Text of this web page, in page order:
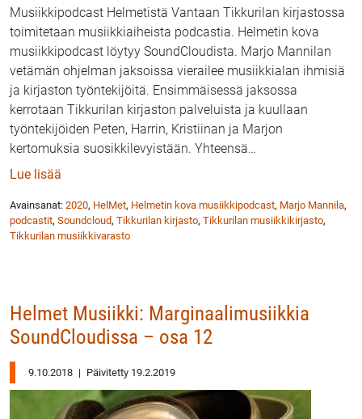
Musiikkipodcast Helmetistä Vantaan Tikkurilan kirjastossa
toimitetaan musiikkiaiheista podcastia. Helmetin kova
musiikkipodcast löytyy SoundCloudista. Marjo Mannilan
vetämän ohjelman jaksoissa vierailee musiikkialan ihmisiä
ja kirjaston työntekijöitä. Ensimmäisessä jaksossa
kerrotaan Tikkurilan kirjaston palveluista ja kuullaan
työntekijöiden Peten, Harrin, Kristiinan ja Marjon
kertomuksia suosikkilevyistään. Yhteensä …
Lue lisää
Avainsanat: 2020, HelMet, Helmetin kova musiikkipodcast, Marjo Mannila,
podcastit, Soundcloud, Tikkurilan kirjasto, Tikkurilan musiikkikirjasto,
Tikkurilan musiikkivarasto
Helmet Musiikki: Marginaalimusiikkia
SoundCloudissa – osa 12
9.10.2018 | Päivitetty 19.2.2019